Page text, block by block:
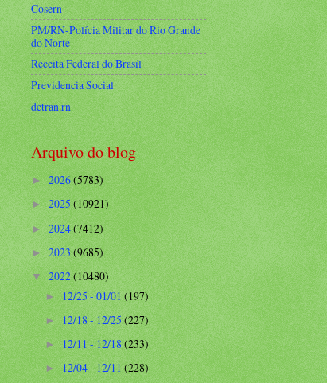
Cosern
PM/RN-Polícia Militar do Rio Grande
do Norte
Receita Federal do Brasíl
Previdencia Social
detran.rn
Arquivo do blog
►2026(5783)
►2025(10921)
►2024(7412)
►2023(9685)
▼2022(10480)
►12/25 - 01/01(197)
►12/18 - 12/25(227)
►12/11 - 12/18(233)
►12/04 - 12/11(228)